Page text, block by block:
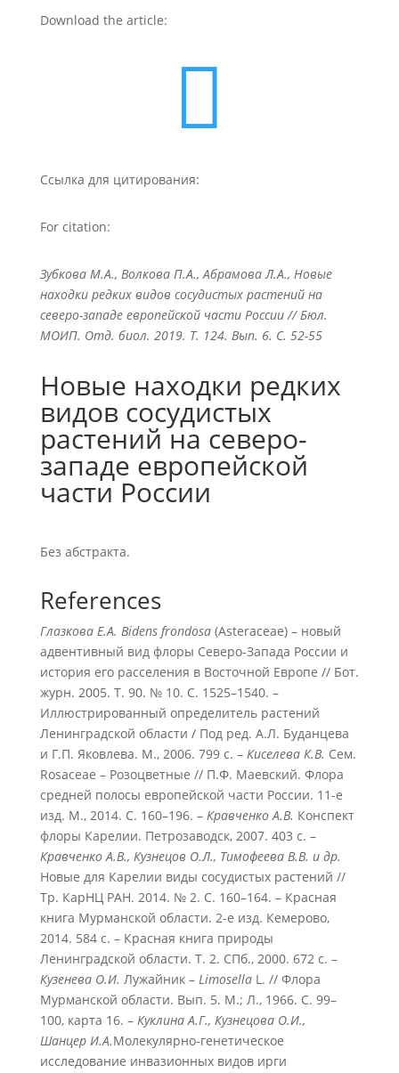
Download the article:

Ссылка для цитирования:
For citation:
Зубкова М.А., Волкова П.А., Абрамова Л.А., Новые
находки редких видов сосудистых растений на
северо-западе европейской части России // Бюл.
МОИП. Отд. биол. 2019. Т. 124. Вып. 6. С. 52-55
Новые находки редких
видов сосудистых
растений на северо-
западе европейской
части России
Без абстракта.
References
Глазкова Е.А. Bidens frondosa(Asteraceae) – новый
адвентивный вид флоры Северо-Запада России и
история его расселения в Восточной Европе // Бот.
журн. 2005. Т. 90. № 10. С. 1525–1540. –
Иллюстрированный определитель растений
Ленинградской области / Под ред. А.Л. Буданцева
и Г.П. Яковлева. М., 2006. 799 с. – Киселева К.В. Сем.
Rosaceae – Розоцветные // П.Ф. Маевский. Флора
средней полосы европейской части России. 11-е
изд. М., 2014. С. 160–196. – Кравченко А.В. Конспект
флоры Карелии. Петрозаводск, 2007. 403 с. –
Кравченко А.В., Кузнецов О.Л., Тимофеева В.В. и др.
Новые для Карелии виды сосудистых растений //
Тр. КарНЦ РАН. 2014. № 2. С. 160–164. – Красная
книга Мурманской области. 2-е изд. Кемерово,
2014. 584 с. – Красная книга природы
Ленинградской области. Т. 2. СПб., 2000. 672 с. –
Кузенева О.И. Лужайник – LimosellaL. // Флора
Мурманской области. Вып. 5. М.; Л., 1966. С. 99–
100, карта 16. – Куклина А.Г., Кузнецова О.И.,
Шанцер И.А.Молекулярно-генетическое
исследование инвазионных видов ирги